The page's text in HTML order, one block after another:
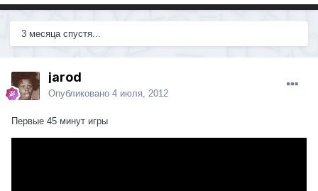
3 месяца спустя...
jarod
Опубликовано 4 июля, 2012
Первые 45 минут игры